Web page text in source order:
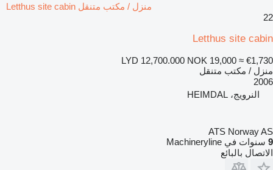
منزل / مكتب متنقل Letthus site cabin
22
Letthus site cabin
LYD 12,700.000 NOK 19,000 ≈ €1,730
منزل / مكتب متنقل
2006
النرويج، HEIMDAL
ATS Norway AS
9 سنوات في Machineryline
الاتصال بالبائع